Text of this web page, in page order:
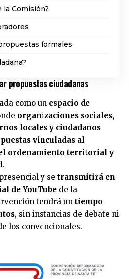
la Comisión?
formales
propuestas ciudadanas
como un espacio de
organizaciones sociales,
locales y ciudadanos
vinculadas al
ordenamiento territorial y
.
y se transmitirá en
de YouTube de la
tendrá un tiempo
, sin instancias de debate ni
los convencionales.